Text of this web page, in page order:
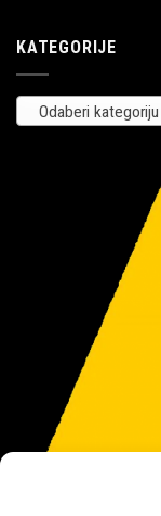
KATEGORIJE
Odaberi kategoriju